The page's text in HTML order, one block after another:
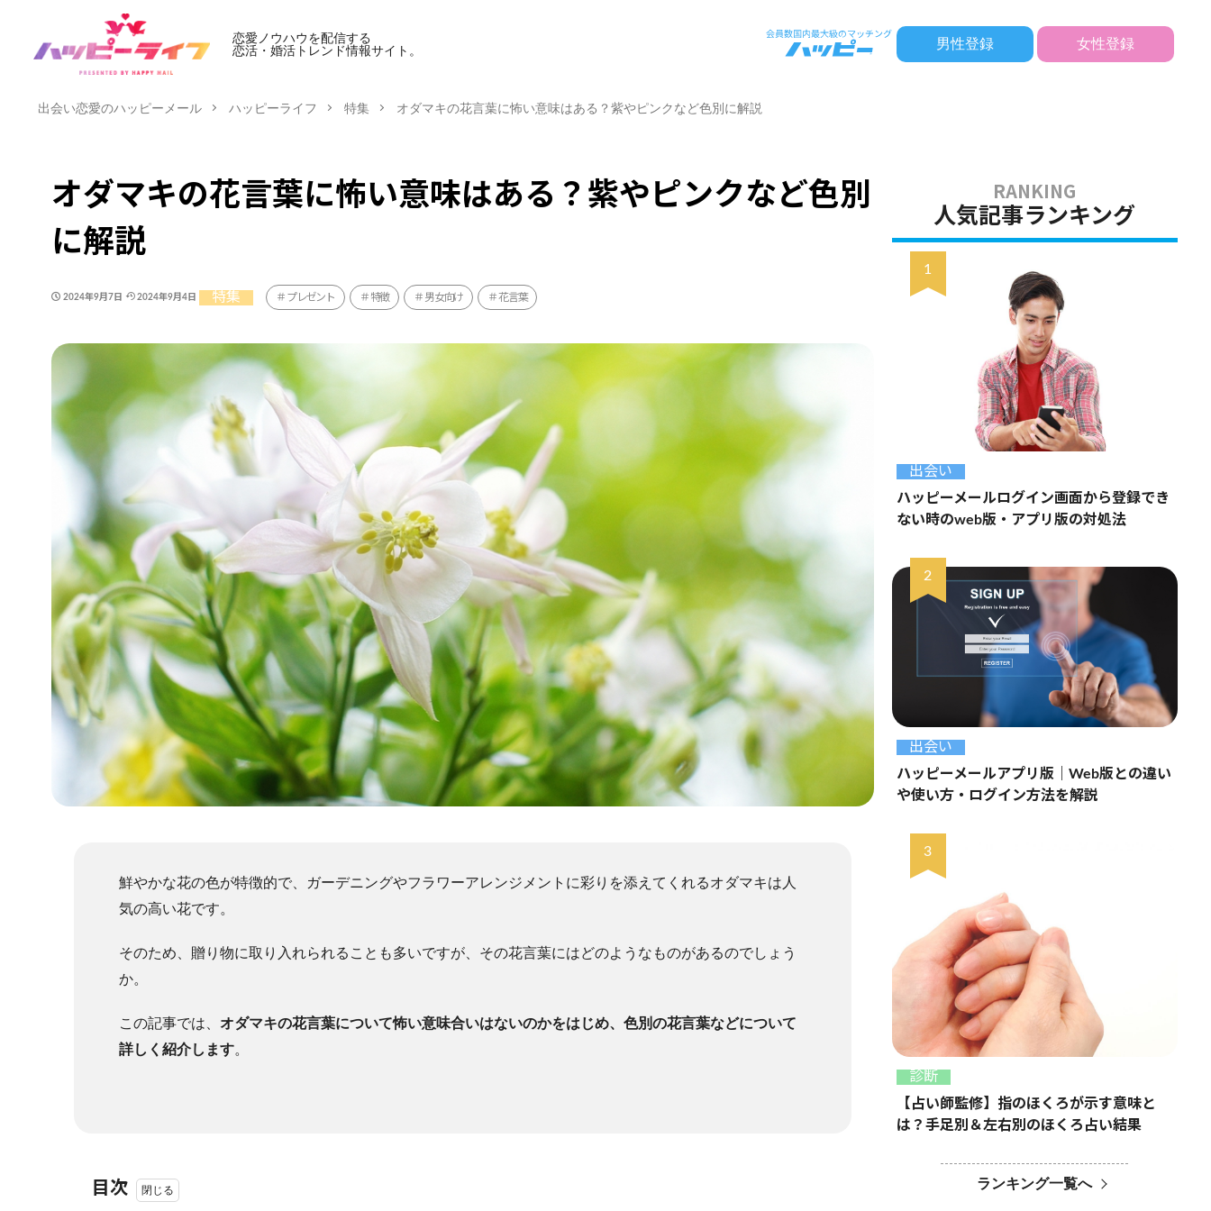
恋愛ノウハウを配信する
恋活・婚活トレンド情報サイト。
男性登録 女性登録
出会い恋愛のハッピーメール ハッピーライフ 特集 オダマキの花言葉に怖い意味はある？紫やピンクなど色別に解説
オダマキの花言葉に怖い意味はある？紫やピンクなど色別
に解説
2024年9月7日 2024年9月4日 特集 プレゼント 特徴 男女向け 花言葉
鮮やかな花の色が特徴的で、ガーデニングやフラワーアレンジメントに彩りを添えてくれるオダマキは人
気の高い花です。
そのため、贈り物に取り入れられることも多いですが、その花言葉にはどのようなものがあるのでしょう
か。
この記事では、 オダマキの花言葉について怖い意味合いはないのかをはじめ、色別の花言葉などについて
詳しく紹介します。
目次
人気記事ランキング
出会い
ハッピーメールログイン画面から登録でき
ない時のweb版・アプリ版の対処法
出会い
ハッピーメールアプリ版｜Web版との違い
や使い方・ログイン方法を解説
診断
【占い師監修】指のほくろが示す意味と
は？手足別＆左右別のほくろ占い結果
ランキング一覧へ